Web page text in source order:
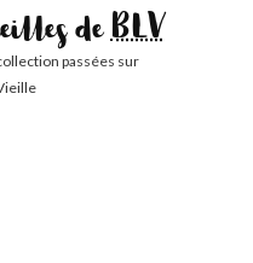
deBLV
passées sur